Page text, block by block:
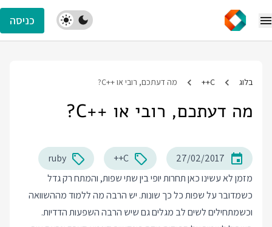
כניסה
בלוג C++ מה דעתכם, רובי או ++C?
מה דעתכם, רובי או ++C?
27/02/2017
C++
ruby
מזמן לא עשינו כאן תחרות יופי בין שתי שפות, והמתח רק גדל
כשמדובר על שפות כל כך שונות. יש הרבה מה ללמוד מההשוואה
וכשמתחילים לשים לב מגלים גם שיש הרבה השפעות הדדיות.